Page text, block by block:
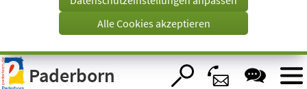
Visuelle
Assistenzsoftware
öffnen.
Alle Cookies akzeptieren
Paderborn